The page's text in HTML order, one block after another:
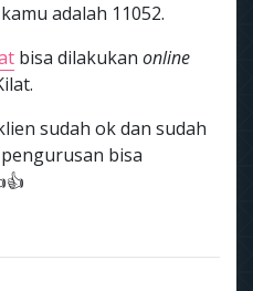
adalah 11052.
bisa dilakukan online
sudah ok dan sudah
bisa